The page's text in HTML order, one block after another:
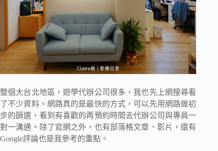
整個大台北地區，遊學代辦公司很多，我也先上網搜尋看
了不少資料。網路真的是最快的方式，可以先用網路做初
步的篩選，看到有喜歡的再預約時間去代辦公司與專員一
對一溝通。除了官網之外，也有部落格文章、影片，還有
Google評論也是我參考的重點。